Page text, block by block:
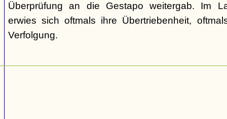
Überprüfung an die Gestapo weitergab. Im
erwies sich oftmals ihre Übertriebenheit,
Verfolgung.